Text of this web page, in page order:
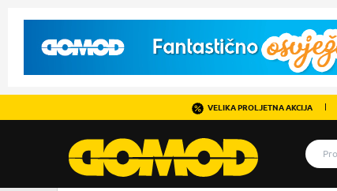
VELIKA PROLJETNA AKCIJA